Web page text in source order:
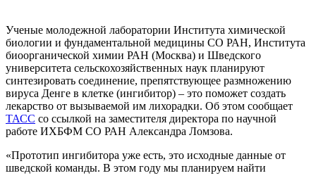
Ученые молодежной лаборатории Института химической
биологии и фундаментальной медицины СО РАН, Института
биоорганической химии РАН (Москва) и Шведского
университета сельскохозяйственных наук планируют
синтезировать соединение, препятствующее размножению
вируса Денге в клетке (ингибитор) – это поможет создать
лекарство от вызываемой им лихорадки. Об этом сообщает
ТАСС со ссылкой на заместителя директора по научной
работе ИХБФМ СО РАН Александра Ломзова.
«Прототип ингибитора уже есть, это исходные данные от
шведской команды. В этом году мы планируем найти